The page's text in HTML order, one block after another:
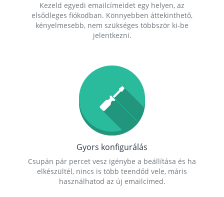
Kezeld egyedi emailcímeidet egy helyen, az
elsődleges fiókodban. Könnyebben áttekinthető,
kényelmesebb, nem szükséges többször ki-be
jelentkezni.
Gyors konfigurálás
Csupán pár percet vesz igénybe a beállítása és ha
elkészültél, nincs is több teendőd vele, máris
használhatod az új emailcímed.